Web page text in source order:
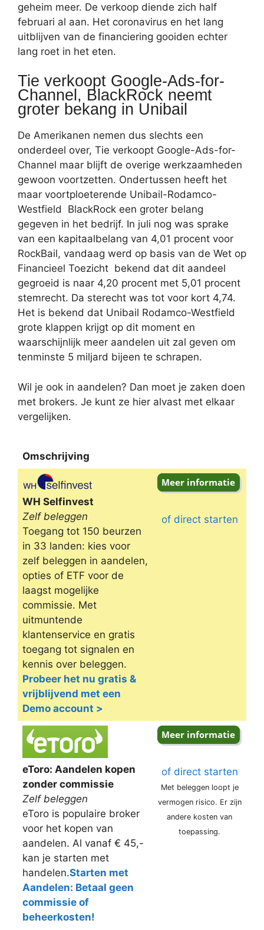
geheim meer. De verkoop diende zich half
februari al aan. Het coronavirus en het lang
uitblijven van de financiering gooiden echter
lang roet in het eten.
Tie verkoopt Google-Ads-for-
Channel, BlackRock neemt
groter bekang in Unibail
De Amerikanen nemen dus slechts een
onderdeel over, Tie verkoopt Google-Ads-for-
Channel maar blijft de overige werkzaamheden
gewoon voortzetten. Ondertussen heeft het
maar voortploeterende Unibail-Rodamco-
Westfield BlackRock een groter belang
gegeven in het bedrijf. In juli nog was sprake
van een kapitaalbelang van 4,01 procent voor
RockBail, vandaag werd op basis van de Wet op
Financieel Toezicht bekend dat dit aandeel
gegroeid is naar 4,20 procent met 5,01 procent
stemrecht. Da sterecht was tot voor kort 4,74.
Het is bekend dat Unibail Rodamco-Westfield
grote klappen krijgt op dit moment en
waarschijnlijk meer aandelen uit zal geven om
tenminste 5 miljard bijeen te schrapen.
Wil je ook in aandelen? Dan moet je zaken doen
met brokers. Je kunt ze hier alvast met elkaar
vergelijken.
Omschrijving
Omschrijving
WH Selfinvest
Zelf beleggen
Toegang tot 150 beurzen
in 33 landen: kies voor
zelf beleggen in aandelen,
opties of ETF voor de
laagst mogelijke
commissie. Met
uitmuntende
klantenservice en gratis
toegang tot signalen en
kennis over beleggen.
Probeer het nu gratis &
vrijblijvend met een
Demo account >
of direct starten
eToro: Aandelen kopen
zonder commissie
Zelf beleggen
eToro is populaire broker
voor het kopen van
aandelen. Al vanaf € 45,-
kan je starten met
handelen.Starten met
Aandelen: Betaal geen
commissie of
beheerkosten!
of direct starten
Met beleggen loopt je
vermogen risico. Er zijn
andere kosten van
toepassing.